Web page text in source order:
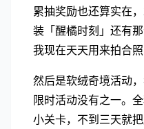
累抽奖励也还算实在
装「醒橘时刻」还有
我现在天天用来拍合照
然后是软绒奇境活动
限时活动没有之一。
小关卡，不到三天就把